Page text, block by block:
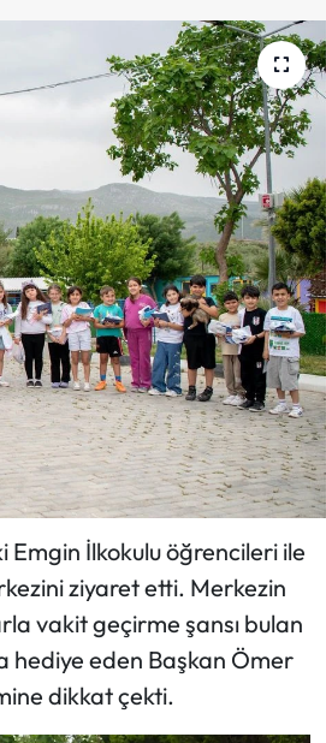
Emgin İlkokulu öğrencileri ile
ziyaret etti. Merkezin
vakit geçirme şansı bulan
hediye eden Başkan Ömer
dikkat çekti.